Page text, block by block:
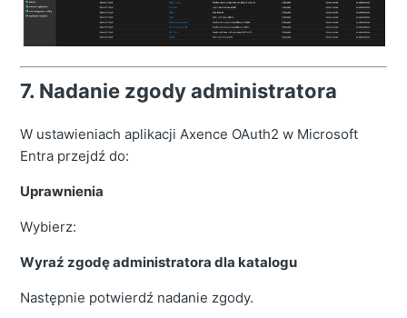
7. Nadanie zgody administratora
W ustawieniach aplikacji Axence OAuth2 w Microsoft
Entra przejdź do:
Uprawnienia
Wybierz:
Wyraź zgodę administratora dla katalogu
Następnie potwierdź nadanie zgody.